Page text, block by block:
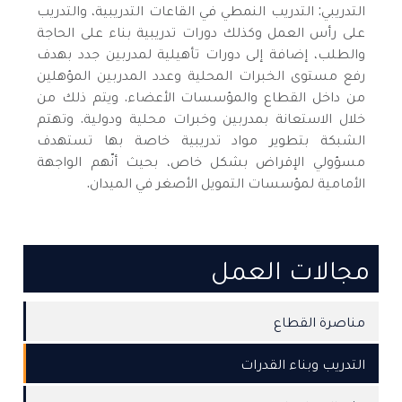
التدريبي: التدريب النمطي في القاعات التدريبية، والتدريب
على رأس العمل وكذلك دورات تدريبية بناء على الحاجة
والطلب، إضافة إلى دورات تأهيلية لمدربين جدد بهدف
رفع مستوى الخبرات المحلية وعدد المدربين المؤهلين
من داخل القطاع والمؤسسات الأعضاء. ويتم ذلك من
خلال الاستعانة بمدربين وخبرات محلية ودولية. وتهتم
الشبكة بتطوير مواد تدريبية خاصة بها تستهدف
مسؤولي الإقراض بشكل خاص، بحيث أنّهم الواجهة
الأمامية لمؤسسات التمويل الأصغر في الميدان.
مجالات العمل
مناصرة القطاع
التدريب وبناء القدرات